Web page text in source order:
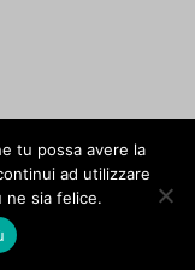
tu possa avere la
ad utilizzare
ne sia felice.